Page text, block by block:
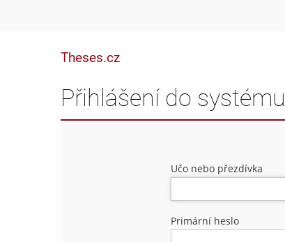
Theses.cz
Přihlášení do systému
Učo nebo přezdívka
Primární heslo